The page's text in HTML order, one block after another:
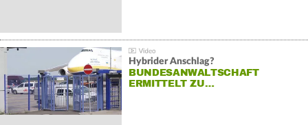
Hybrider Anschlag?
BUNDESANWALTSCHAFT
ERMITTELT ZU…